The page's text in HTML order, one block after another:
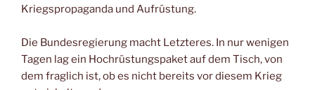
Kriegspropaganda und Aufrüstung.
Die Bundesregierung macht Letzteres. In nur wenigen
Tagen lag ein Hochrüstungspaket auf dem Tisch, von
dem fraglich ist, ob es nicht bereits vor diesem Krieg